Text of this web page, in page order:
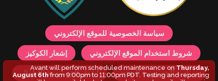
سياسة الخصوصية للموقع الإلكتروني
شروط استخدام الموقع الإلكتروني إشعار الكوكيز
سياسة الخصوصية للمنتج إشعار الخصوصية للأطفال
Avant will perform scheduled maintenance on Thursday,
August 6thfrom 9:00pm to 11:00pm PDT. Testing and reporting